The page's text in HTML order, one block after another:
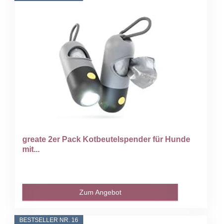
greate 2er Pack Kotbeutelspender für Hunde
mit...
Zum Angebot
BESTSELLER NR. 16